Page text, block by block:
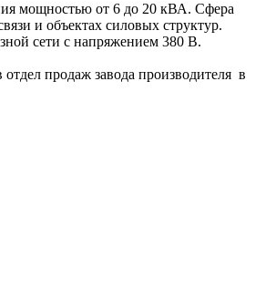
мощностью от 6 до 20 кВА. Сфера
и объектах силовых структур.
сети с напряжением 380 В.
продаж завода производителя в